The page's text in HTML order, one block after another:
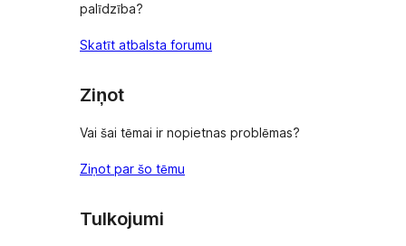
palīdzība?
Skatīt atbalsta forumu
Ziņot
Vai šai tēmai ir nopietnas problēmas?
Ziņot par šo tēmu
Tulkojumi